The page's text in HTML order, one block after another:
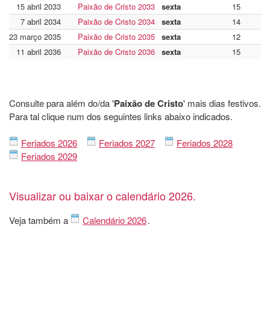
15 abril 2033
Paixão de Cristo 2033 sexta
15
7 abril 2034
Paixão de Cristo 2034 sexta
14
23 março 2035
Paixão de Cristo 2035 sexta
12
11 abril 2036
Paixão de Cristo 2036 sexta 15
Consulte para além do/da 'Paixão de Cristo' mais dias festivos.
Para tal clique num dos seguintes links abaixo indicados.
Feriados 2026 Feriados 2027
Feriados 2028
Feriados 2029
Visualizar ou baixar o calendário 2026.
Veja também a Calendário 2026.